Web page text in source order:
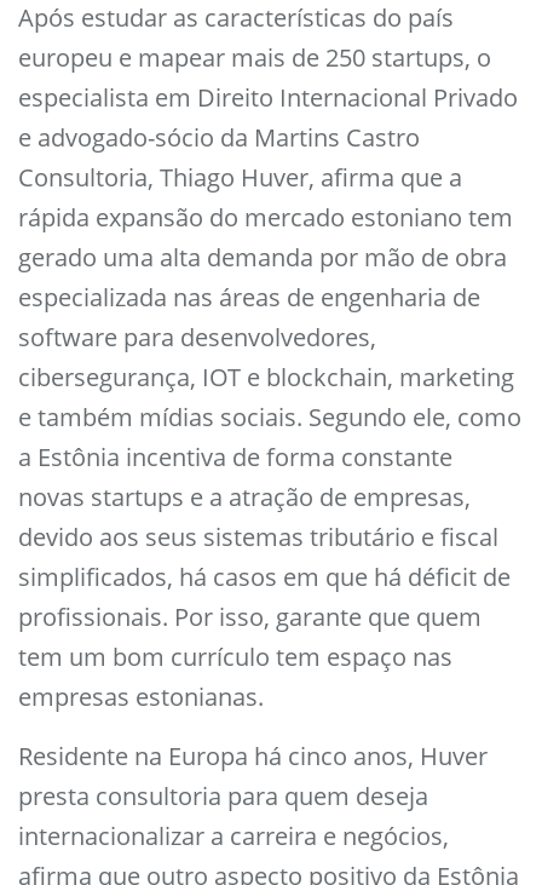
Após estudar as características do país
europeu e mapear mais de 250 startups, o
especialista em Direito Internacional Privado
e advogado-sócio da Martins Castro
Consultoria, Thiago Huver, afirma que a
rápida expansão do mercado estoniano tem
gerado uma alta demanda por mão de obra
especializada nas áreas de engenharia de
software para desenvolvedores,
cibersegurança, IOT e blockchain, marketing
e também mídias sociais. Segundo ele, como
a Estônia incentiva de forma constante
novas startups e a atração de empresas,
devido aos seus sistemas tributário e fiscal
simplificados, há casos em que há déficit de
profissionais. Por isso, garante que quem
tem um bom currículo tem espaço nas
empresas estonianas.
Residente na Europa há cinco anos, Huver
presta consultoria para quem deseja
internacionalizar a carreira e negócios,
afirma que outro aspecto positivo da Estônia